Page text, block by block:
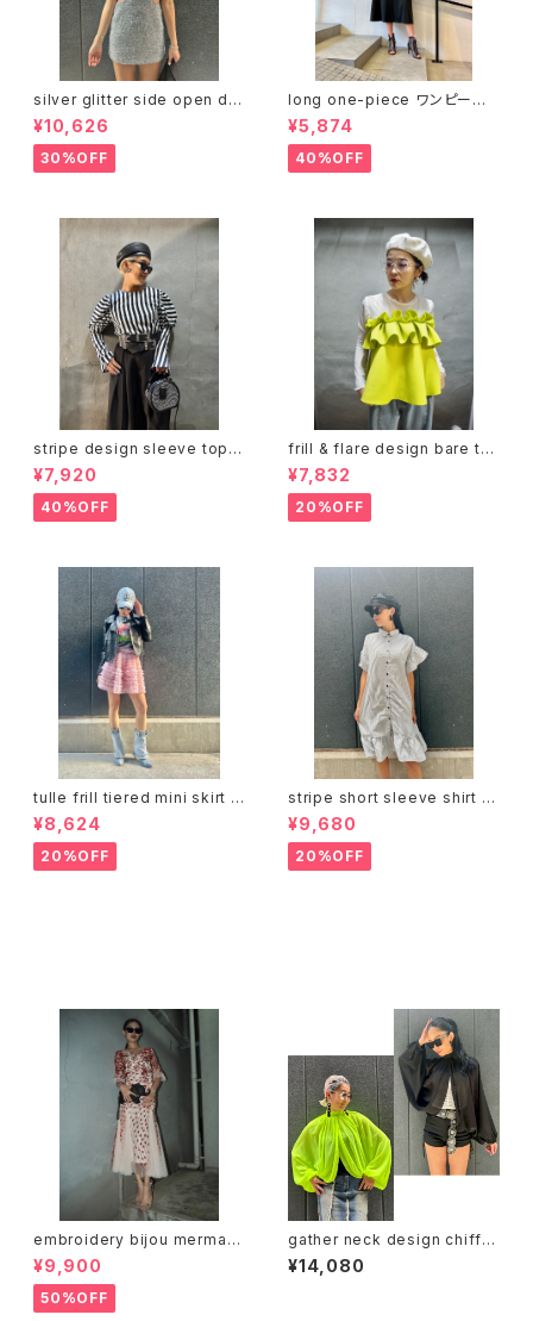
silver glitter side open de
sign mini one-piece ワンピ
ース ミニワンピ ドレス シルバー
¥10,626
30%OFF
long one-piece ワンピース
ワンピ 重ね着風 ブラック 黒 ス
トレッチ
¥5,874
40%OFF
stripe design sleeve tops
トップス デザイントップス ストラ
イプ 白黒 バイカラー
¥7,920
40%OFF
frill & flare design bare to
ps トップス ベアトップ フリル フ
レア ジッパー
¥7,832
20%OFF
tulle frill tiered mini skirt ス
カート チュール フリル ミニスカ
ート ゴムウエスト インナーショ
ーツ
¥8,624
20%OFF
stripe short sleeve shirt o
ne-piece ワンピース シャツワ
ンピ フリル ストライプ
¥9,680
20%OFF
embroidery bijou mermaid
silhouette long dress ドレ
ス スパンコール 刺繍 チュール
マーメイド パーティー ロングド
レス
¥9,900
50%OFF
gather neck design chiffo
n tops トップス シフォン シース
ルー ギャザーネック
¥14,080